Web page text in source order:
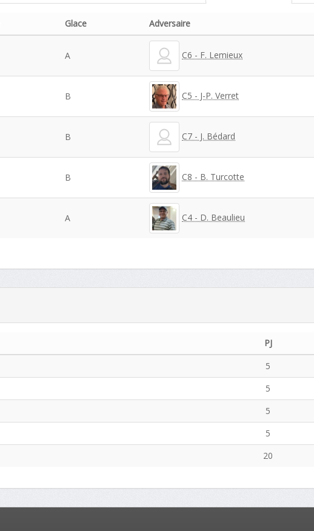
Glace Adversaire
A C6 - F. Lemieux
B C5 - J-P. Verret
B C7 - J. Bédard
B C8 - B. Turcotte
A C4 - D. Beaulieu
PJ
5
5
5
5
20